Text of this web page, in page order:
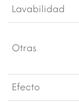
Lavabilidad
Otras
Efecto